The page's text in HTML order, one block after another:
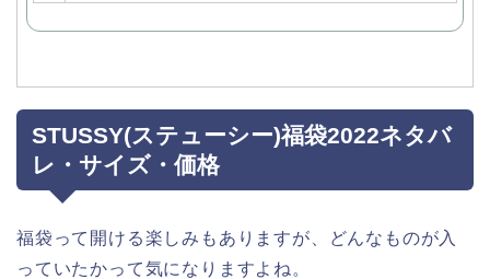
STUSSY(ステューシー)福袋2022ネタバ
レ・サイズ・価格
福袋って開ける楽しみもありますが、どんなものが入
っていたかって気になりますよね。